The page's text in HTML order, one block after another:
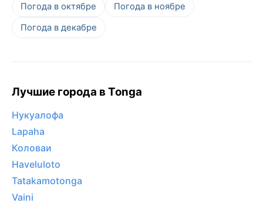
Погода в октябре
Погода в ноябре
Погода в декабре
Лучшие города в Tonga
Нукуалофа
Lapaha
Коловаи
Haveluloto
Tatakamotonga
Vaini